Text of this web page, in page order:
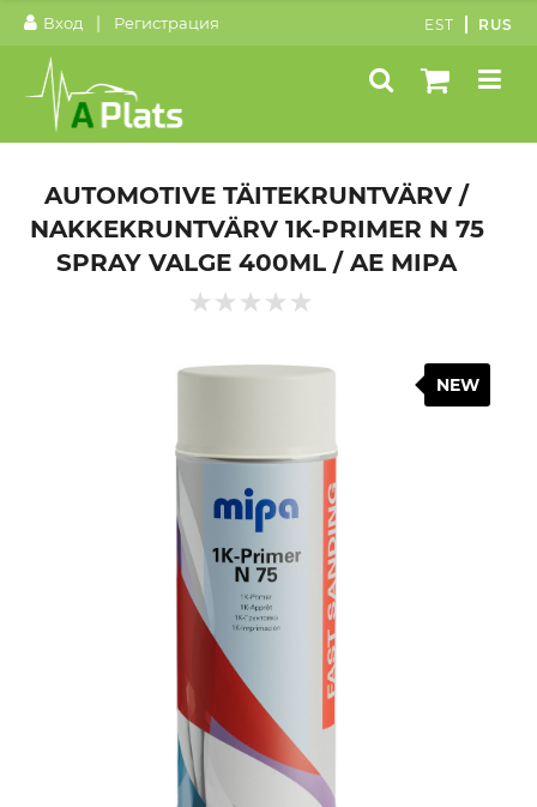
Вход | Регистрация EST RUS
AUTOMOTIVE TÄITEKRUNTVÄRV /
NAKKEKRUNTVÄRV 1K-PRIMER N 75
SPRAY VALGE 400ML / AE MIPA
NEW